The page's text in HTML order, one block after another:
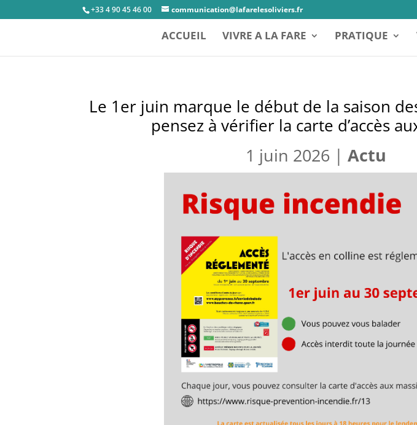
+33 4 90 45 46 00 communication@lafarelesoliviers.fr
ACCUEIL VIVRE A LA FARE PRATIQUE
Le 1er juin marque le début de la saison
pensez à vérifier la carte d’accès
1 juin 2026 |Actu